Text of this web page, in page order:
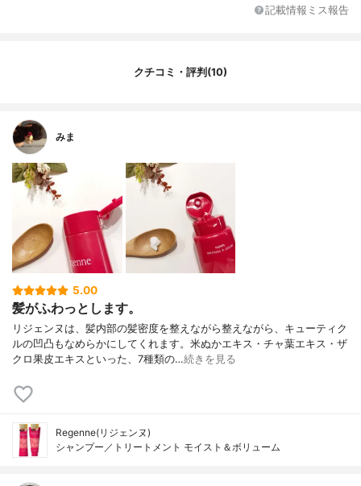
液、タウリン、コプチスチネンシス根茎エ
ドロキシプロピルトリモニウムクロリド、
コンディショナーの全成
分
グリセリン、セテアリルアルコール、ベヘ
ントリモニウムクロリド、ワセリン、アボ
カド油、ステアロキシプロピルトリモニウ
ムクロリド、イソステアリン酸イソステア
リル、プルーン分解物、アリストテリアチ
レンシス果実エキス、ザクロ果皮エキス、
コメヌカエキス、チャ葉エキス、乳酸桿菌/
豆乳発酵液、タウリン、コプチスチネンシ
ステアロイル加水分解シルク、ダイマージ
リノール酸(フィトステリル/イソステアリ
ル/セチル/ステアリル/ベヘニル)、シロキク
ラゲ多糖体、ベタイン、ラウロイルグルタ
パノール、エタノール、安息香酸Na、香料
記載情報ミス報告
クチコミ・評判(10)
みま
5.00
髪がふわっとします。
リジェンヌは、髪内部の髪密度を整えながら整えながら、キューティク
ルの凹凸もなめらかにしてくれます。米ぬかエキス・チャ葉エキス・ザ
クロ果皮エキスといった、7種類の…続きを見る
Regenne(リジェンヌ)
シャンプー／トリートメント モイスト＆ボリューム